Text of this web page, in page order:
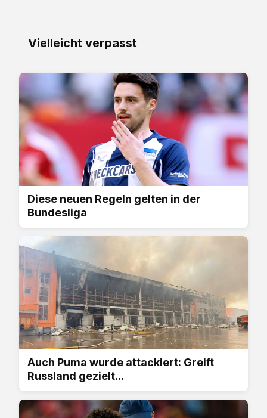
Vielleicht verpasst
Diese neuen Regeln gelten in der
Bundesliga
Auch Puma wurde attackiert: Greift
Russland gezielt...